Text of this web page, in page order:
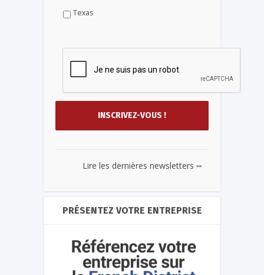
Texas
Lire les dernières newsletters ...
PRÉSENTEZ VOTRE ENTREPRISE